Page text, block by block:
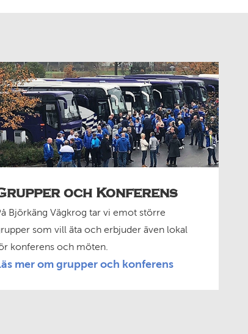
och Konferens
Björkäng Vägkrog tar vi emot större
som vill äta och erbjuder även lokal
konferens och möten.
mer om grupper och konferens